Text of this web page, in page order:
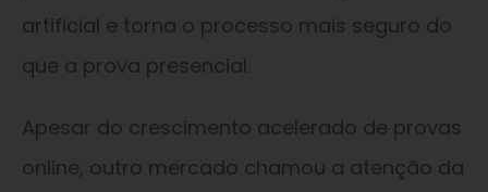
artificial e torna o processo mais seguro do
que a prova presencial.
Apesar do crescimento acelerado de provas
online, outro mercado chamou a atenção da